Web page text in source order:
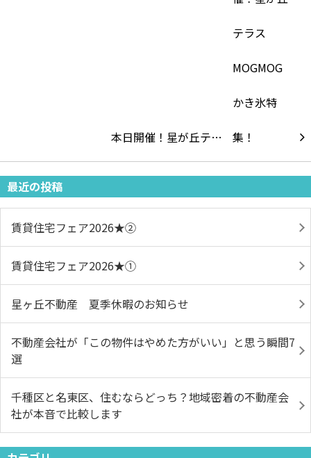
本日開催！星が丘テ…
最近の投稿
賃貸住宅フェア2026★➁
賃貸住宅フェア2026★①
星ヶ丘不動産 夏季休暇のお知らせ
不動産会社が「この物件はやめた方がいい」と思う瞬間7
選
千種区と名東区、住むならどっち？地域密着の不動産会
社が本音で比較します